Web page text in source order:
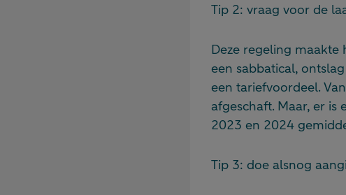
Tip 2: vraag voor de
Deze regeling
een sabbatical,
een tariefvoordeel.
afgeschaft. Maar, er
2023 en 2024
Tip 3: doe alsnog